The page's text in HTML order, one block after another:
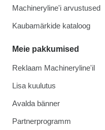
Machineryline'i arvustused
Kaubamärkide kataloog
Meie pakkumised
Reklaam Machineryline'il
Lisa kuulutus
Avalda bänner
Partnerprogramm